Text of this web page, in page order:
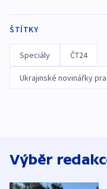
ŠTÍTKY
Speciály ČT24
Ukrajinské novinářky
Výběr